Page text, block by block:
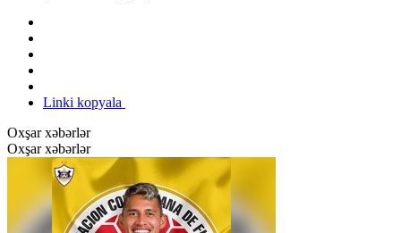
Linki kopyala
Oxşar xəbərlər
Oxşar xəbərlər